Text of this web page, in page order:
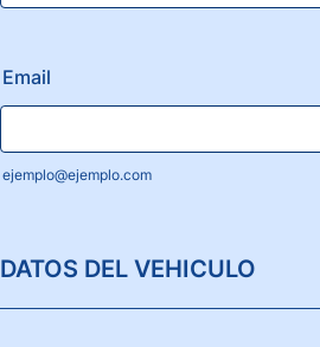
Email
ejemplo@ejemplo.com
DATOS DEL VEHICULO